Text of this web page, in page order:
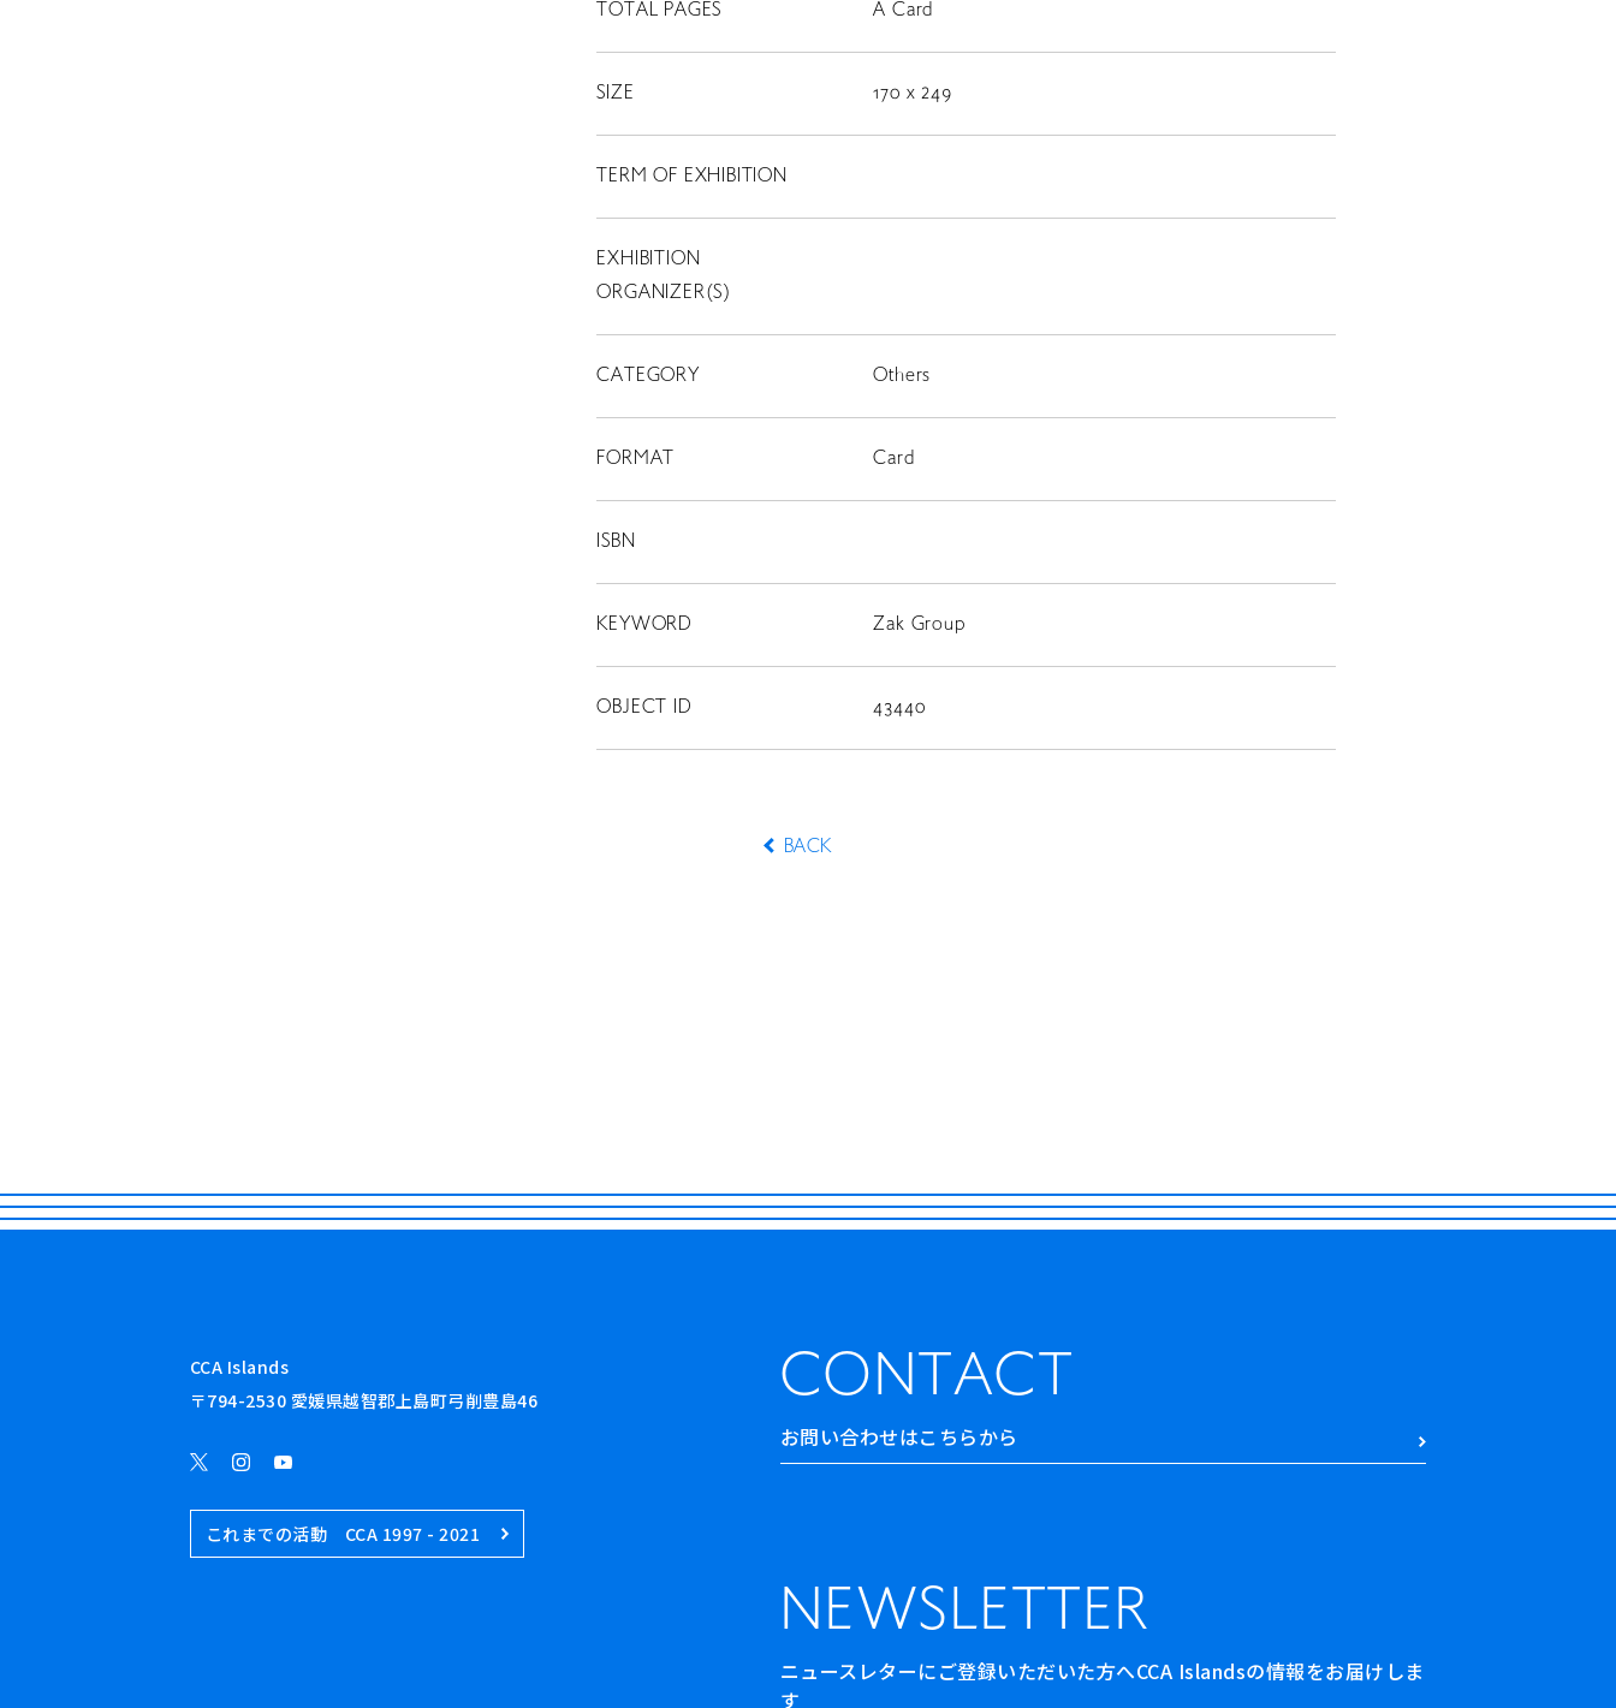
SCHOLARSHIP
コンサート
出演者
CONTACT
TOTAL PAGES A Card
SIZE 170 x 249
TERM OF EXHIBITION
EXHIBITION
ORGANIZER(S)
CATEGORY Others
FORMAT Card
ISBN
KEYWORD Zak Group
OBJECT ID 43440
BACK
CONTACT
お問い合わせはこちらから
NEWSLETTER
ニュースレターにご登録いただいた方へCCA Islandsの情報をお届けしま
す
CCA Islands
〒794-2530 愛媛県越智郡上島町弓削豊島46
これまでの活動 CCA 1997 - 2021